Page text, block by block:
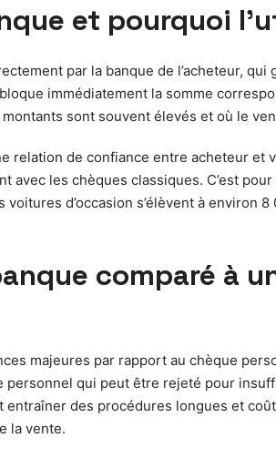
et pourquoi
par la banque de l’acheteur,
immédiatement la somme
sont souvent élevés et où le
relation de confiance entre acheteur
avec les chèques classiques. C’est
d’occasion s’élèvent à environ
comparé à
majeures par rapport au chèque
qui peut être rejeté pour
des procédures longues et
la vente.